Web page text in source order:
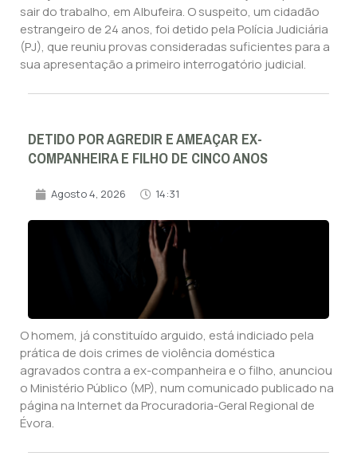
sair do trabalho, em Albufeira. O suspeito, um cidadão
estrangeiro de 24 anos, foi detido pela Polícia Judiciária
(PJ), que reuniu provas consideradas suficientes para a
sua apresentação a primeiro interrogatório judicial.
DETIDO POR AGREDIR E AMEAÇAR EX-
COMPANHEIRA E FILHO DE CINCO ANOS
Agosto 4, 2026 14:31
O homem, já constituído arguido, está indiciado pela
prática de dois crimes de violência doméstica
agravados contra a ex-companheira e o filho, anunciou
o Ministério Público (MP), num comunicado publicado na
página na Internet da Procuradoria-Geral Regional de
Évora.